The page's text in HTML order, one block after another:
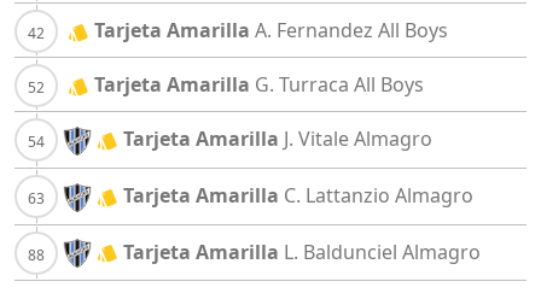
Tarjeta Amarilla A. Fernandez All Boys
Tarjeta Amarilla G. Turraca All Boys
Tarjeta Amarilla J. VitaleAlmagro
Tarjeta Amarilla C. Lattanzio Almagro
Tarjeta Amarilla L. Baldunciel Almagro